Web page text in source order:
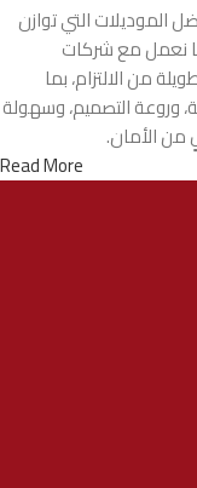
الموديلات التي توازن
نعمل مع شركات
من الالتزام، بما
وروعة التصميم، وسهولة
من الأمان.
Read More